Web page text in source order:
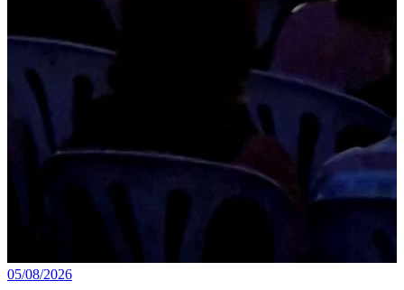
05/08/2026